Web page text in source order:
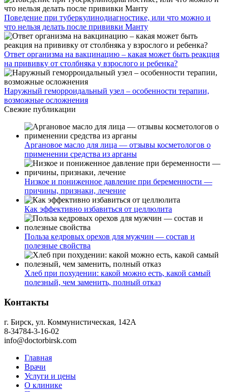
Поведение при туберкулинодиагностике, или что можно и
что нельзя делать после прививки Манту
Ответ организма на вакцинацию – какая может быть реакция
на прививку от столбняка у взрослого и ребенка?
Наружный геморроидальный узел – особенности терапии,
возможные осложнения
Свежие публикации
Аргановое масло для лица — отзывы косметологов о
применении средства из арганы
Низкое и пониженное давление при беременности —
причины, признаки, лечение
Как эффективно избавиться от целлюлита
Польза кедровых орехов для мужчин — состав и
полезные свойства
Хлеб при похудении: какой можно есть, какой самый
полезный, чем заменить, полный отказ
Контакты
г. Бирск, ул. Коммунистическая, 142А
8-34784-3-16-02
info@doctorbirsk.com
Главная
Врачи
Услуги и цены
О клинике